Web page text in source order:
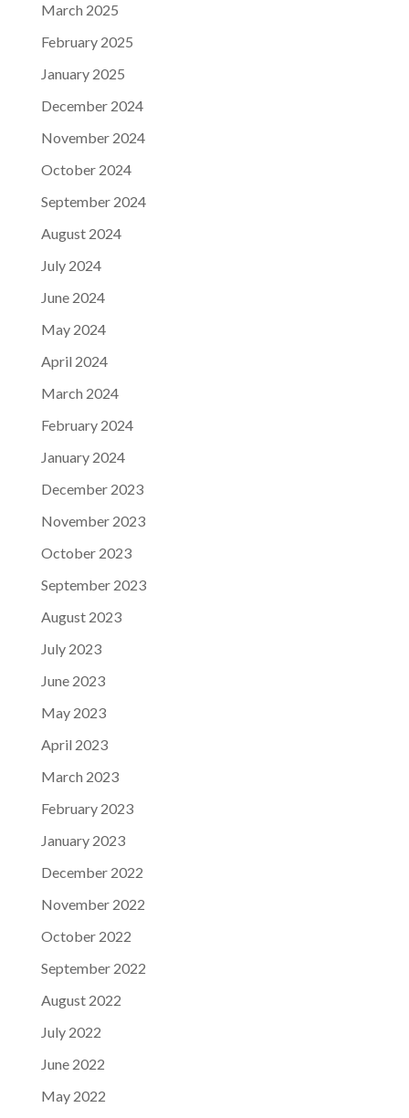
March 2025
February 2025
January 2025
December 2024
November 2024
October 2024
September 2024
August 2024
July 2024
June 2024
May 2024
April 2024
March 2024
February 2024
January 2024
December 2023
November 2023
October 2023
September 2023
August 2023
July 2023
June 2023
May 2023
April 2023
March 2023
February 2023
January 2023
December 2022
November 2022
October 2022
September 2022
August 2022
July 2022
June 2022
May 2022